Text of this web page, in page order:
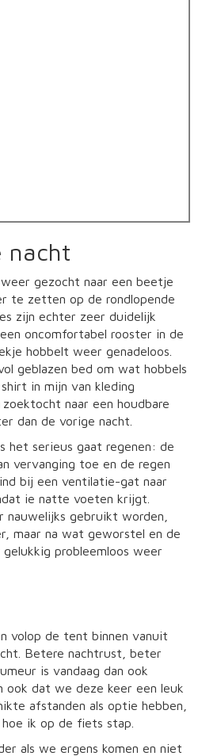
nacht
gezocht naar een beetje
te zetten op de rondlopende
zijn echter zeer duidelijk
oncomfortabel rooster in de
hobbelt weer genadeloos.
geblazen bed om wat hobbels
in mijn van kleding
naar een houdbare
dan de vorige nacht.
het serieus gaat regenen: de
vervanging toe en de regen
bij een ventilatie-gat naar
ie natte voeten krijgt.
nauwelijks gebruikt worden,
maar na wat geworstel en de
probleemloos weer
volop de tent binnen vanuit
Betere nachtrust, beter
is vandaag dan ook
ook dat we deze keer een leuk
afstanden als optie hebben,
ik op de fiets stap.
als we ergens komen en niet